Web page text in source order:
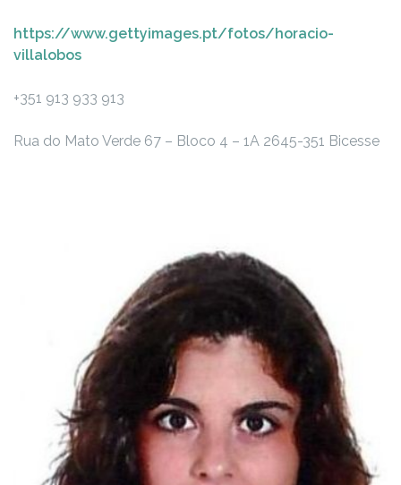
https://www.gettyimages.pt/fotos/horacio-
villalobos
+351 913 933 913
Rua do Mato Verde 67 – Bloco 4 – 1A 2645-351 Bicesse